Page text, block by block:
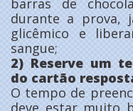
barras de
durante a prova,
glicêmico e
sangue;
2) Reserve um
do cartão
O tempo de
deve estar muito